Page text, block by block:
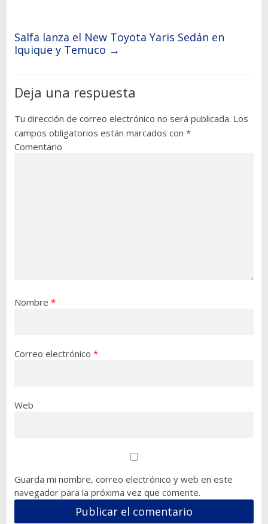
Salfa lanza el New Toyota Yaris Sedán en
Iquique y Temuco →
Deja una respuesta
Tu dirección de correo electrónico no será publicada. Los
campos obligatorios están marcados con *
Comentario
Nombre *
Correo electrónico *
Web
Guarda mi nombre, correo electrónico y web en este
navegador para la próxima vez que comente.